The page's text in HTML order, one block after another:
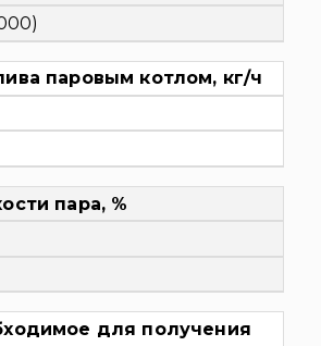
паровым котлом, кг/ч
пара, %
для получения